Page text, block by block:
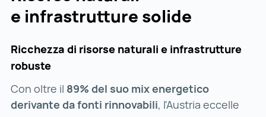
e infrastrutture solide
Ricchezza di risorse naturali e infrastrutture
robuste
Con oltre il 89% del suo mix energetico
derivante da fonti rinnovabili, l'Austria eccelle